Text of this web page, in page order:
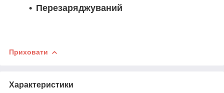
Перезаряджуваний
Приховати
Характеристики